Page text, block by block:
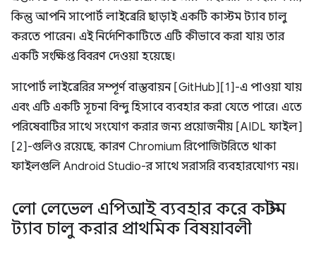
কিন্তু আপনি সাপোর্ট লাইব্রেরি ছাড়াই একটি কাস্টম ট্যাব চালু
করতে পারেন। এই নির্দেশিকাটিতে এটি কীভাবে করা যায় তার
একটি সংক্ষিপ্ত বিবরণ দেওয়া হয়েছে।
সাপোর্ট লাইব্রেরির সম্পূর্ণ বাস্তবায়ন [GitHub][1]-এ পাওয়া যায়
এবং এটি একটি সূচনা বিন্দু হিসাবে ব্যবহার করা যেতে পারে। এতে
পরিষেবাটির সাথে সংযোগ করার জন্য প্রয়োজনীয় [AIDL ফাইল]
[2]-গুলিও রয়েছে, কারণ Chromium রিপোজিটরিতে থাকা
ফাইলগুলি Android Studio-র সাথে সরাসরি ব্যবহারযোগ্য নয়।
লো লেভেল এপিআই ব্যবহার করে কাস্টম
ট্যাব চালু করার প্রাথমিক বিষয়াবলী